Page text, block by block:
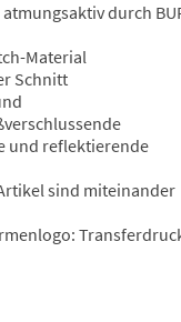
durch
Material
Schnitt
und reflektierende
sind miteinander